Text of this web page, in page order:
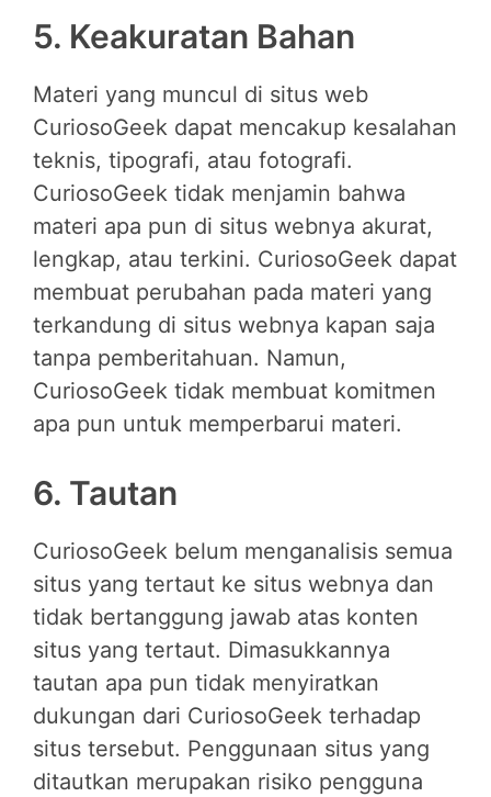
5. Keakuratan Bahan
Materi yang muncul di situs web
CuriosoGeek dapat mencakup kesalahan
teknis, tipografi, atau fotografi.
CuriosoGeek tidak menjamin bahwa
materi apa pun di situs webnya akurat,
lengkap, atau terkini. CuriosoGeek dapat
membuat perubahan pada materi yang
terkandung di situs webnya kapan saja
tanpa pemberitahuan. Namun,
CuriosoGeek tidak membuat komitmen
apa pun untuk memperbarui materi.
6. Tautan
CuriosoGeek belum menganalisis semua
situs yang tertaut ke situs webnya dan
tidak bertanggung jawab atas konten
situs yang tertaut. Dimasukkannya
tautan apa pun tidak menyiratkan
dukungan dari CuriosoGeek terhadap
situs tersebut. Penggunaan situs yang
ditautkan merupakan risiko pengguna